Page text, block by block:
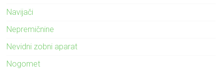
Navijači
Nepremičnine
Nevidni zobni aparat
Nogomet